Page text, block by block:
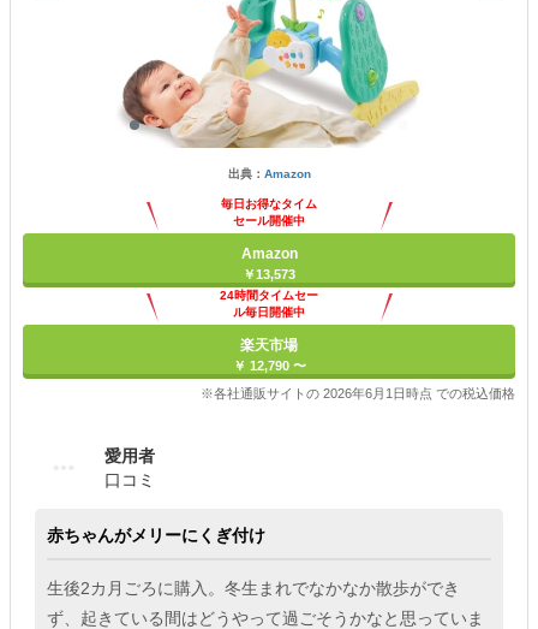
出典： Amazon
毎日お得なタイム
セール開催中
Amazon
￥13,573
24時間タイムセー
ル毎日開催中
楽天市場
￥ 12,790 〜
※各社通販サイトの 2026年6月1日時点 での税込価格
愛用者
口コミ
赤ちゃんがメリーにくぎ付け
生後2カ月ごろに購入。冬生まれでなかなか散歩ができ
ず、起きている間はどうやって過ごそうかなと思っていま